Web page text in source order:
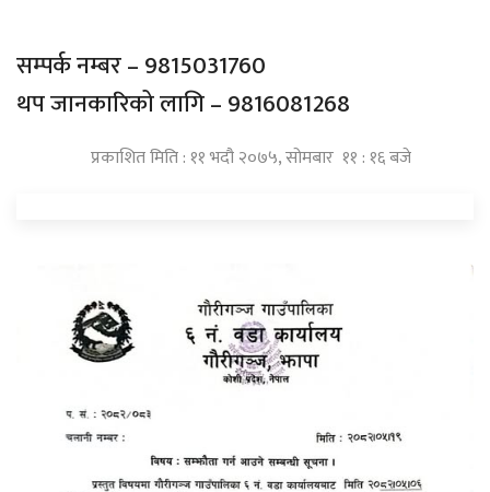
सम्पर्क नम्बर – 9815031760
थप जानकारिको लागि – 9816081268
प्रकाशित मिति : ११ भदौ २०७५, सोमबार ११ : १६ बजे